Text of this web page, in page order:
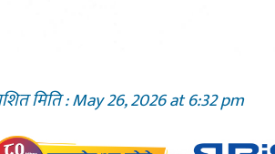
मिति : May 26, 2026 at 6:32 pm